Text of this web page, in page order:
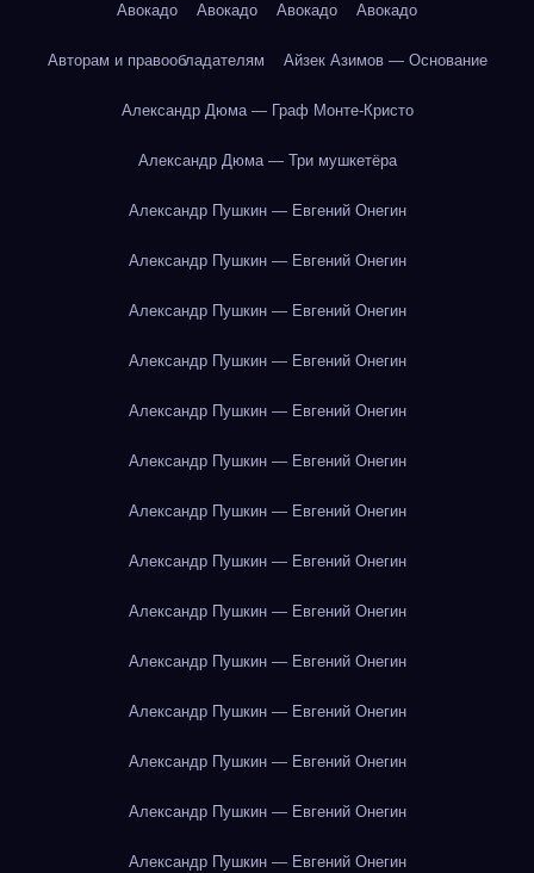
Авокадо Авокадо Авокадо Авокадо
Авторам и правообладателям Айзек Азимов — Основание
Александр Дюма — Граф Монте-Кристо
Александр Дюма — Три мушкетёра
Александр Пушкин — Евгений Онегин
Александр Пушкин — Евгений Онегин
Александр Пушкин — Евгений Онегин
Александр Пушкин — Евгений Онегин
Александр Пушкин — Евгений Онегин
Александр Пушкин — Евгений Онегин
Александр Пушкин — Евгений Онегин
Александр Пушкин — Евгений Онегин
Александр Пушкин — Евгений Онегин
Александр Пушкин — Евгений Онегин
Александр Пушкин — Евгений Онегин
Александр Пушкин — Евгений Онегин
Александр Пушкин — Евгений Онегин
Александр Пушкин — Евгений Онегин